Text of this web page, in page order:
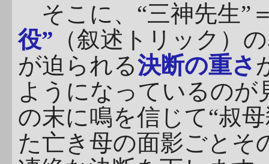
そこに、“三神先生”
役” （叙述トリック）
が迫られる決断の重さ
ようになっているのが
の末に鳴を信じて“叔
た亡き母の面影ごとそ